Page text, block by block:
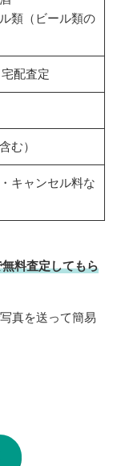
類（ビール類の
配査定
む）
キャンセル料な
料査定してもら
真を送って簡易